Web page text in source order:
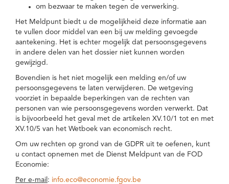
om bezwaar te maken tegen de verwerking.
Het Meldpunt biedt u de mogelijkheid deze informatie aan
te vullen door middel van een bij uw melding gevoegde
aantekening. Het is echter mogelijk dat persoonsgegevens
in andere delen van het dossier niet kunnen worden
gewijzigd.
Bovendien is het niet mogelijk een melding en/of uw
persoonsgegevens te laten verwijderen. De wetgeving
voorziet in bepaalde beperkingen van de rechten van
personen van wie persoonsgegevens worden verwerkt. Dat
is bijvoorbeeld het geval met de artikelen XV.10/1 tot en met
XV.10/5 van het Wetboek van economisch recht.
Om uw rechten op grond van de GDPR uit te oefenen, kunt
u contact opnemen met de Dienst Meldpunt van de FOD
Economie:
Per e-mail : info.eco@economie.fgov.be